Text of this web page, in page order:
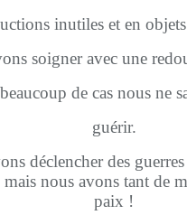
inutiles et en
soigner avec une
de cas nous ne
guérir.
déclencher des
nous avons tant de
paix !